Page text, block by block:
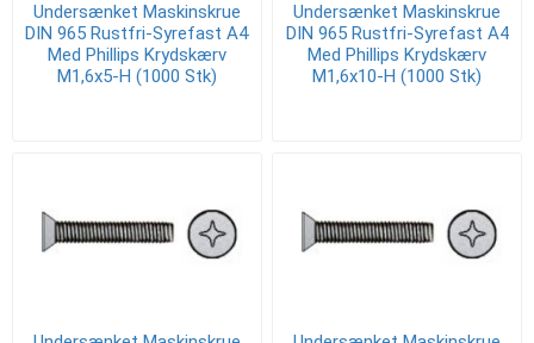
Undersænket Maskinskrue
DIN 965 Rustfri-Syrefast A4
Med Phillips Krydskærv
M1,6x5-H (1000 Stk)
Undersænket Maskinskrue
DIN 965 Rustfri-Syrefast A4
Med Phillips Krydskærv
M1,6x10-H (1000 Stk)